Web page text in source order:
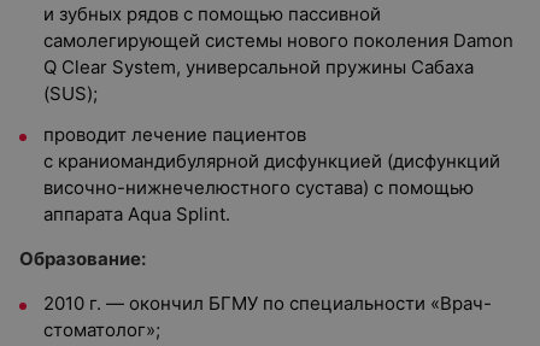
и зубных рядов с помощью пассивной
самолегирующей системы нового поколения Damon
Q Clear System, универсальной пружины Сабаха
(SUS);
проводит лечение пациентов
с краниомандибулярной дисфункцией (дисфункций
височно-нижнечелюстного сустава) с помощью
аппарата Aqua Splint.
Образование:
2010 г. — окончил БГМУ по специальности «Врач-
стоматолог»;